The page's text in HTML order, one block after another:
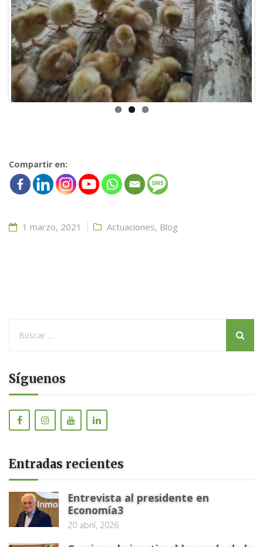
Compartir en:
1 marzo, 2021 Actuaciones, Blog
Síguenos
Entradas recientes
Entrevista al presidente en
Economía3
20 abril, 2026